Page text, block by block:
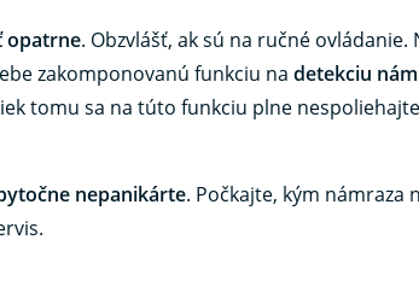
opatrne. Obzvlášť, ak sú na ručné ovládanie.
zakomponovanú funkciu na detekciu
tomu sa na túto funkciu plne
nepanikárte. Počkajte, kým námraza